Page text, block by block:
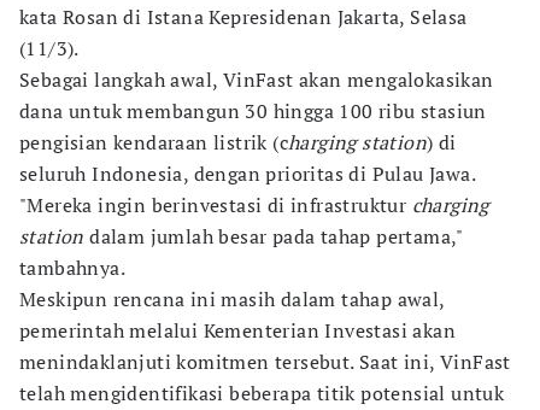
kata Rosan di Istana Kepresidenan Jakarta, Selasa
(11/3).
Sebagai langkah awal, VinFast akan mengalokasikan
dana untuk membangun 30 hingga 100 ribu stasiun
pengisian kendaraan listrik (charging station) di
seluruh Indonesia, dengan prioritas di Pulau Jawa.
"Mereka ingin berinvestasi di infrastruktur charging
station dalam jumlah besar pada tahap pertama,"
tambahnya.
Meskipun rencana ini masih dalam tahap awal,
pemerintah melalui Kementerian Investasi akan
menindaklanjuti komitmen tersebut. Saat ini, VinFast
telah mengidentifikasi beberapa titik potensial untuk